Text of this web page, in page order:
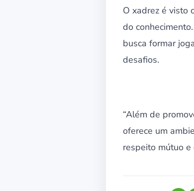
O xadrez é visto
do
busca formar
desafios.
“Além de
oferece um
respeito mútuo e